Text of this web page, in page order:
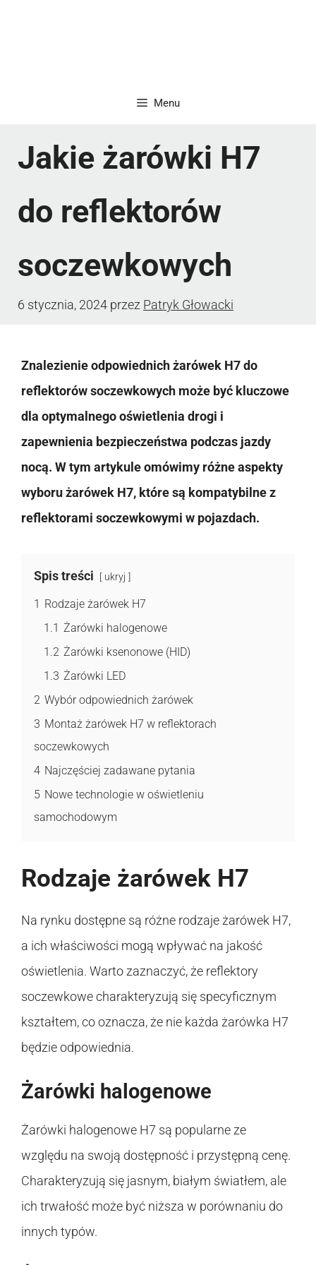
Menu
Jakie żarówki H7
do reflektorów
soczewkowych
6 stycznia, 2024 przez Patryk Głowacki
Znalezienie odpowiednich żarówek H7 do
reflektorów soczewkowych może być kluczowe
dla optymalnego oświetlenia drogi i
zapewnienia bezpieczeństwa podczas jazdy
nocą. W tym artykule omówimy różne aspekty
wyboru żarówek H7, które są kompatybilne z
reflektorami soczewkowymi w pojazdach.
Spis treści ukryj
1 Rodzaje żarówek H7
1.1 Żarówki halogenowe
1.2 Żarówki ksenonowe (HID)
1.3 Żarówki LED
2 Wybór odpowiednich żarówek
3 Montaż żarówek H7 w reflektorach
soczewkowych
4 Najczęściej zadawane pytania
5 Nowe technologie w oświetleniu
samochodowym
Rodzaje żarówek H7
Na rynku dostępne są różne rodzaje żarówek H7,
a ich właściwości mogą wpływać na jakość
oświetlenia. Warto zaznaczyć, że reflektory
soczewkowe charakteryzują się specyficznym
kształtem, co oznacza, że nie każda żarówka H7
będzie odpowiednia.
Żarówki halogenowe
Żarówki halogenowe H7 są popularne ze
względu na swoją dostępność i przystępną cenę.
Charakteryzują się jasnym, białym światłem, ale
ich trwałość może być niższa w porównaniu do
innych typów.